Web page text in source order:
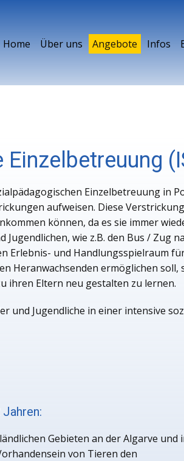
Home Über uns Angebote Infos
Einzelbetreuung in
aufweisen. Diese
können, da es sie immer
wie z.B. den Bus / Zug
Erlebnis- und Handlungsspielraum
Heranwachsenden ermöglichen
ihren Eltern neu gestalten zu lernen.
und Jugendliche in einer intensive
Gebieten an der Algarve und
von Tieren den